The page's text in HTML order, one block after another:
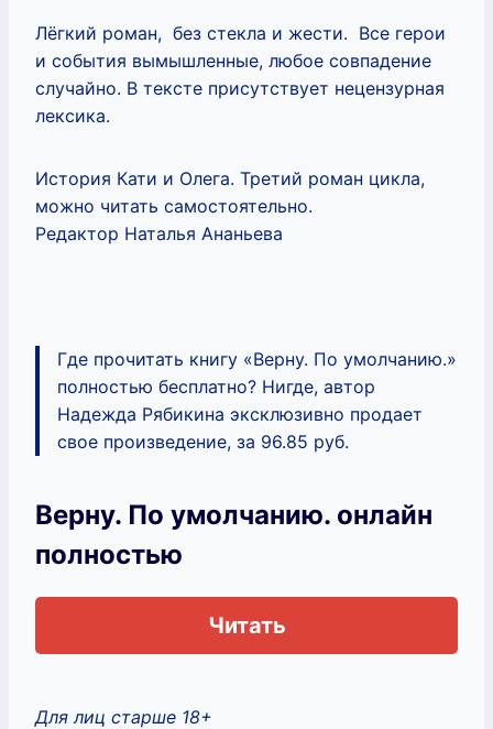
Лёгкий роман, без стекла и жести. Все герои
и события вымышленные, любое совпадение
случайно. В тексте присутствует нецензурная
лексика.
История Кати и Олега. Третий роман цикла,
можно читать самостоятельно.
Редактор Наталья Ананьева
Где прочитать книгу «Верну. По умолчанию.»
полностью бесплатно? Нигде, автор
Надежда Рябикина эксклюзивно продает
свое произведение, за 96.85 руб.
Верну. По умолчанию. онлайн
полностью
Читать
Для лиц старше 18+